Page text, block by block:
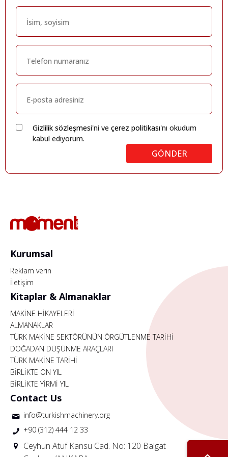
Gizlilik sözleşmesi'ni ve çerez politikası'nı okudum
kabul ediyorum.
GÖNDER
Kurumsal
Reklam verin
İletişim
Kitaplar & Almanaklar
MAKİNE HİKAYELERİ
ALMANAKLAR
TÜRK MAKİNE SEKTÖRÜNÜN ÖRGÜTLENME TARİHİ
DOĞADAN DÜŞÜNME ARAÇLARI
TÜRK MAKİNE TARİHİ
BİRLİKTE ON YIL
BİRLİKTE YİRMİ YIL
Contact Us
info@turkishmachinery.org
+90 (312) 444 12 33
Ceyhun Atuf Kansu Cad. No: 120 Balgat